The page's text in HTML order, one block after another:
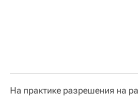
На практике разрешения на